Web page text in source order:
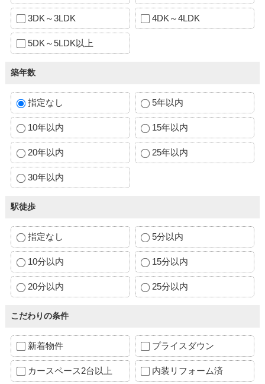
3DK～3LDK 4DK～4LDK
5DK～5LDK以上
築年数
指定なし 5年以内
10年以内 15年以内
20年以内 25年以内
30年以内
駅徒歩
指定なし 5分以内
10分以内 15分以内
20分以内 25分以内
こだわりの条件
新着物件 プライスダウン
カースペース2台以上 内装リフォーム済